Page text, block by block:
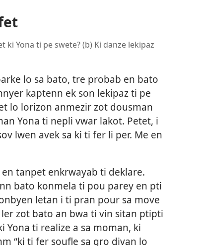
Yona ti pe swete? (b) Ki danze lekipaz
lo sa bato, tre probab en bato
kaptenn ek son lekipaz ti pe
lo lorizon anmezir zot dousman
Yona ti nepli vwar lakot. Petet, i
lwen avek sa ki ti fer li per. Me en
tanpet enkrwayab ti deklare.
bato konmela ti pou parey en pti
letan i ti pran pour sa move
zot bato an bwa ti vin sitan ptipti
Yona ti realize a sa moman, ki
“ki ti fer soufle sa gro divan lo